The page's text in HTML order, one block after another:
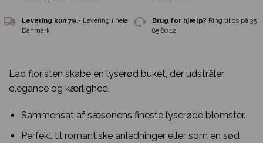
Lad floristen skabe en lyserød buket, der udstråler
elegance og kærlighed.
Sammensat af sæsonens fineste lyserøde blomster.
Perfekt til romantiske anledninger eller som en sød